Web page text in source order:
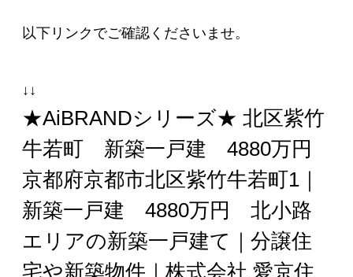
以下リンクでご確認くださいませ。
↓↓
★AiBRANDシリーズ★ 北区紫竹
牛若町 新築一戸建 4880万円
京都府京都市北区紫竹牛若町1｜
新築一戸建 4880万円 北小路
エリアの新築一戸建て｜分譲住
宅や新築物件｜株式会社 愛京住